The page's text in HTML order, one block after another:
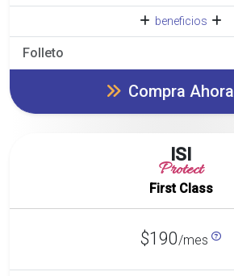
beneficios
Folleto
Compra Ahora
ISI
Protect
First Class
$190/mes